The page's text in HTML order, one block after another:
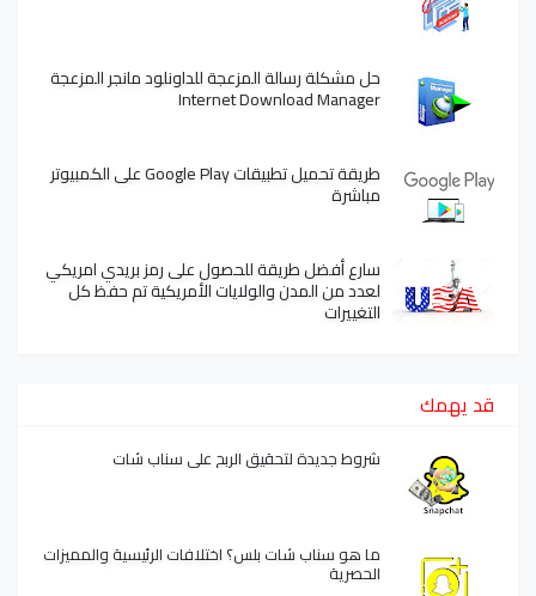
حل مشكلة رسالة المزعجة للداونلود مانجر المزعجة
Internet Download Manager
طريقة تحميل تطبيقات Google Play على الكمبيوتر
مباشرة
سارع أفضل طريقة للحصول على رمز بريدي امريكي
لعدد من المدن والولايات الأمريكية تم حفظ كل
التغييرات
قد يهمك
شروط جديدة لتحقيق الربح على سناب شات
ما هو سناب شات بلس؟ اختلافات الرئيسية والمميزات
الحصرية